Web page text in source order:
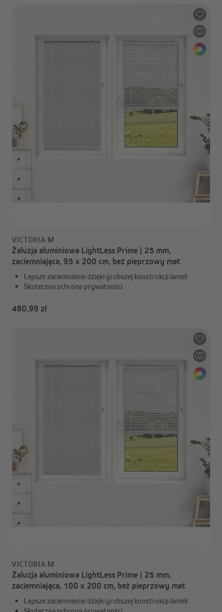
VICTORIA M
Żaluzja aluminiowa LightLess Prime | 25 mm,
zaciemniająca, 95 x 200 cm, beż pieprzowy mat
Lepsze zaciemnienie dzięki grubszej konstrukcji lameli
Skuteczna ochrona prywatności
480,99 zł
VICTORIA M
Żaluzja aluminiowa LightLess Prime | 25 mm,
zaciemniająca, 100 x 200 cm, beż pieprzowy mat
Lepsze zaciemnienie dzięki grubszej konstrukcji lameli